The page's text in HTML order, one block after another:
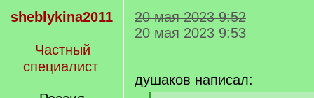
sheblykina2011
Частный
специалист
20 мая 2023 9:52
20 мая 2023 9:53
душаков написал: